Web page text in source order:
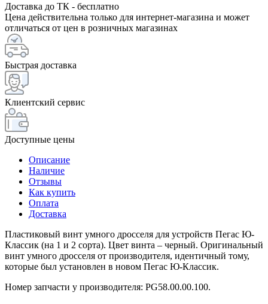
Доставка до ТК - бесплатно
Цена действительна только для интернет-магазина и может
отличаться от цен в розничных магазинах
Быстрая доставка
Клиентский сервис
Доступные цены
Описание
Наличие
Отзывы
Как купить
Оплата
Доставка
Пластиковый винт умного дросселя для устройств Пегас Ю-
Классик (на 1 и 2 сорта). Цвет винта – черный. Оригинальный
винт умного дросселя от производителя, идентичный тому,
которые был установлен в новом Пегас Ю-Классик.
Номер запчасти у производителя: PG58.00.00.100.